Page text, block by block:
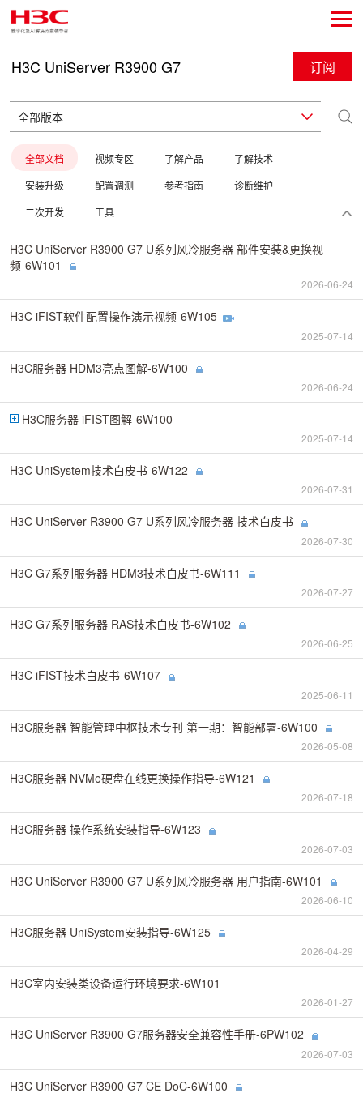
H3C UniServer R3900 G7 订阅
全部文档 视频专区 了解产品
了解技术
安装升级
配置调测 参考指南
诊断维护
二次开发
工具
H3C UniServer R3900 G7 U系列风冷服务器 部件安装&更换视
频-6W101
2026-06-24
H3C iFIST软件配置操作演示视频-6W105
2025-07-14
H3C服务器 HDM3亮点图解-6W100
2026-06-24
H3C服务器 iFIST图解-6W100
2025-07-14
H3C UniSystem技术白皮书-6W122
2026-07-31
H3C UniServer R3900 G7 U系列风冷服务器 技术白皮书
2026-07-30
H3C G7系列服务器 HDM3技术白皮书-6W111
2026-07-27
H3C G7系列服务器 RAS技术白皮书-6W102
2026-06-25
H3C iFIST技术白皮书-6W107
2025-06-11
H3C服务器 智能管理中枢技术专刊 第一期：智能部署-6W100
2026-05-08
H3C服务器 NVMe硬盘在线更换操作指导-6W121
2026-07-18
H3C服务器 操作系统安装指导-6W123
2026-07-03
H3C UniServer R3900 G7 U系列风冷服务器 用户指南-6W101
2026-06-10
H3C服务器 UniSystem安装指导-6W125
2026-04-29
H3C室内安装类设备运行环境要求-6W101
2026-01-27
H3C UniServer R3900 G7服务器安全兼容性手册-6PW102
2026-07-03
H3C UniServer R3900 G7 CE DoC-6W100